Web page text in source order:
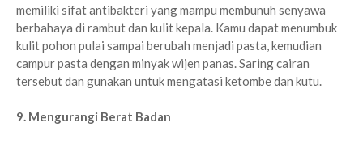
memiliki sifat antibakteri yang mampu membunuh senyawa
berbahaya di rambut dan kulit kepala. Kamu dapat menumbuk
kulit pohon pulai sampai berubah menjadi pasta, kemudian
campur pasta dengan minyak wijen panas. Saring cairan
tersebut dan gunakan untuk mengatasi ketombe dan kutu.
9. Mengurangi Berat Badan